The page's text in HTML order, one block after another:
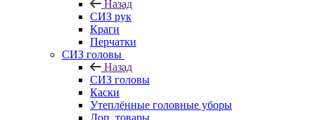
Назад
СИЗ рук
Краги
Перчатки
СИЗ головы
Назад
СИЗ головы
Каски
Утеплённые головные уборы
Доп. товары